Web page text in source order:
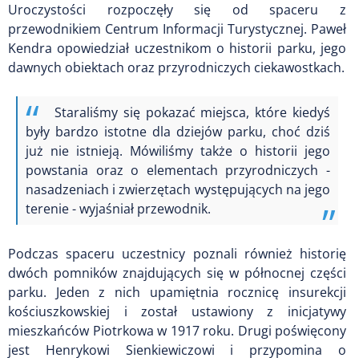
Uroczystości rozpoczęły się od spaceru z
przewodnikiem Centrum Informacji Turystycznej. Paweł
Kendra opowiedział uczestnikom o historii parku, jego
dawnych obiektach oraz przyrodniczych ciekawostkach.
Staraliśmy się pokazać miejsca, które kiedyś
były bardzo istotne dla dziejów parku, choć dziś
już nie istnieją. Mówiliśmy także o historii jego
powstania oraz o elementach przyrodniczych -
nasadzeniach i zwierzętach występujących na jego
terenie - wyjaśniał przewodnik.
Podczas spaceru uczestnicy poznali również historię
dwóch pomników znajdujących się w północnej części
parku. Jeden z nich upamiętnia rocznicę insurekcji
kościuszkowskiej i został ustawiony z inicjatywy
mieszkańców Piotrkowa w 1917 roku. Drugi poświęcony
jest Henrykowi Sienkiewiczowi i przypomina o